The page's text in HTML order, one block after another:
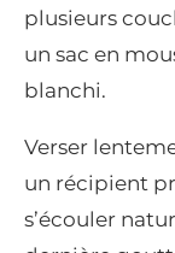
plusieurs
un sac en
blanchi.
Verser
un récipient
s’écouler